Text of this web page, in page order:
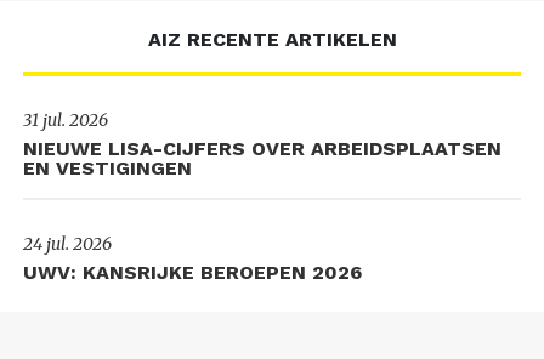
AIZ RECENTE ARTIKELEN
31 jul. 2026
NIEUWE LISA-CIJFERS OVER ARBEIDSPLAATSEN
EN VESTIGINGEN
24 jul. 2026
UWV: KANSRIJKE BEROEPEN 2026